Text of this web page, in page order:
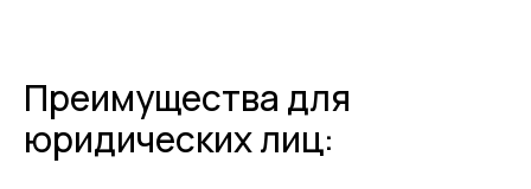
Преимущества для
юридических лиц: